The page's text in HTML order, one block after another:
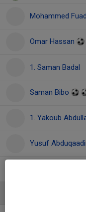
Mohammed
Omar Hassan
1. Saman Badal
Saman Bibo
1. Yakoub
Yusuf